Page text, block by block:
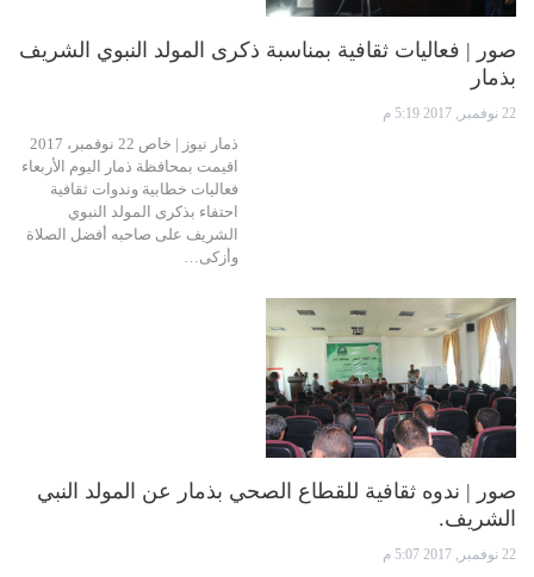
صور | فعاليات ثقافية بمناسبة ذكرى المولد النبوي الشريف
بذمار
22 نوفمبر, 2017 5:19 م
ذمار نيوز | خاص 22 نوفمبر، 2017
اقيمت بمحافظة ذمار اليوم الأربعاء
فعاليات خطابية وندوات ثقافية
احتفاء بذكرى المولد النبوي
الشريف على صاحبه أفضل الصلاة
وأزكى…
صور | ندوه ثقافية للقطاع الصحي بذمار عن المولد النبي
الشريف.
22 نوفمبر, 2017 5:07 م